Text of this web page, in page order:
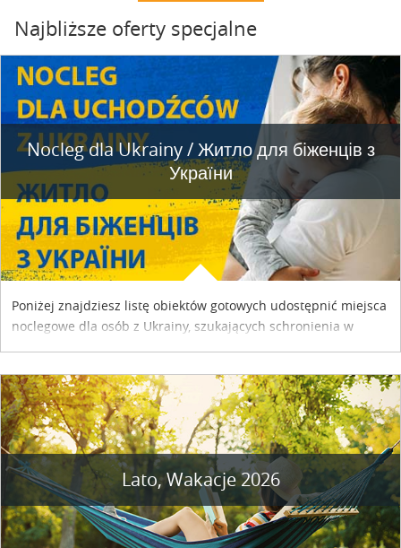
Najbliższe oferty specjalne
Nocleg dla Ukrainy / Житло для бiженцiв з
України
Poniżej znajdziesz listę obiektów gotowych udostępnić miejsca
noclegowe dla osób z Ukrainy, szukających schronienia w
Lato, Wakacje 2026